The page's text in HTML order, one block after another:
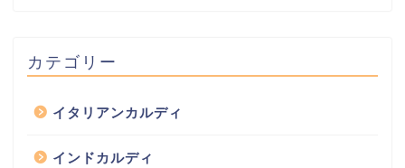
カテゴリー
イタリアンカルディ
インドカルディ